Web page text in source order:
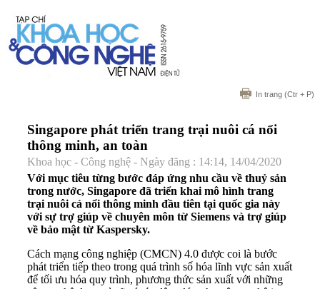
In trang (Ctr + P)
Singapore phát triển trang trại nuôi cá nổi
thông minh, an toàn
Khoa học - Công nghệ - Ngày đăng : 14:14, 14/04/2020
Với mục tiêu từng bước đáp ứng nhu cầu về thuỷ sản
trong nước, Singapore đã triển khai mô hình trang
trại nuôi cá nổi thông minh đầu tiên tại quốc gia này
với sự trợ giúp về chuyên môn từ Siemens và trợ giúp
về bảo mật từ Kaspersky.
Cách mạng công nghiệp (CMCN) 4.0 được coi là bước
phát triển tiếp theo trong quá trình số hóa lĩnh vực sản xuất
để tối ưu hóa quy trình, phương thức sản xuất với những